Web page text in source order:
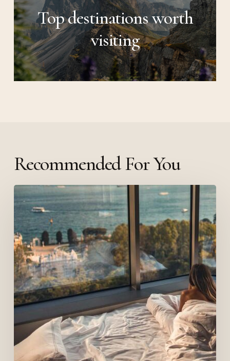
Top destinations worth
visiting
Recommended For You